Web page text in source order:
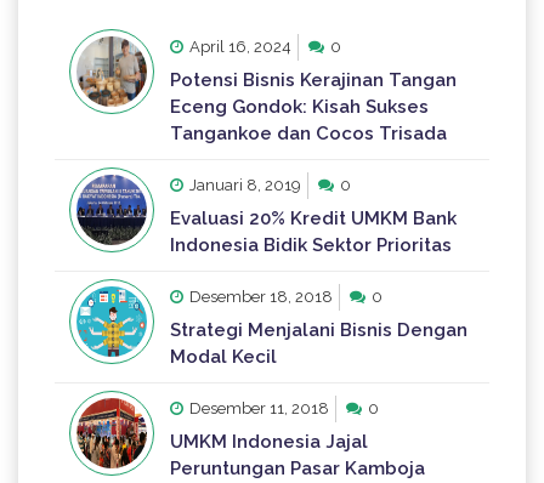
April 16, 2024 0
Potensi Bisnis Kerajinan Tangan
Eceng Gondok: Kisah Sukses
Tangankoe dan Cocos Trisada
Januari 8, 2019 0
Evaluasi 20% Kredit UMKM Bank
Indonesia Bidik Sektor Prioritas
Desember 18, 2018 0
Strategi Menjalani Bisnis Dengan
Modal Kecil
Desember 11, 2018 0
UMKM Indonesia Jajal
Peruntungan Pasar Kamboja